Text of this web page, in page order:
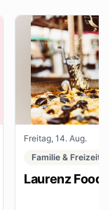
Freitag, 14. Aug.
Familie & Freizeit
Laurenz Food